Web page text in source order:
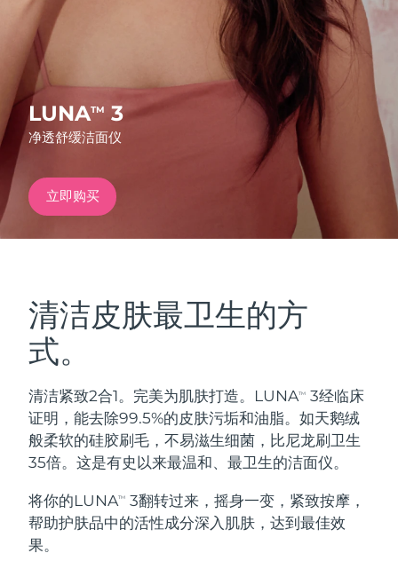
LUNATM 3
净透舒缓洁面仪
立即购买
清洁皮肤最卫生的方
式。
清洁紧致2合1。完美为肌肤打造。LUNATM
3经临床
证明，能去除99.5%的皮肤污垢和油脂。如天鹅绒
般柔软的硅胶刷毛，不易滋生细菌，比尼龙刷卫生
35倍。这是有史以来最温和、最卫生的洁面仪。
将你的LUNATM
3翻转过来，摇身一变，紧致按摩，
帮助护肤品中的活性成分深入肌肤，达到最佳效
果。
热门产品
特别优惠 畅销产品
红光疗法
LUNA™ 4 套装
Anti-aging massage
LUNA™ 4 Plus
Massage, LED heating
BEAR™ 2 套装
Microcurrent toning
BEAR™ 2 go
Microcurrent toning on-the-go
UFO™ 3 套装
issa™ 4
FAQ™ 抗老护理
西班牙 预计送达日期8/10/26
澳大利亚 预计送达日期 8/13/26
法国 预计送达日期
德国 预计送达日期
加拿大 预计送达日期
奥地利 预计送达日期
巴林
比利时 预计送达日期8/10/26
百慕大 预计送达日期8/16/26
波斯尼亚和黑塞哥维那 预计送达日期8/13/26
文莱 预计送达日期8/15/26
保加利亚